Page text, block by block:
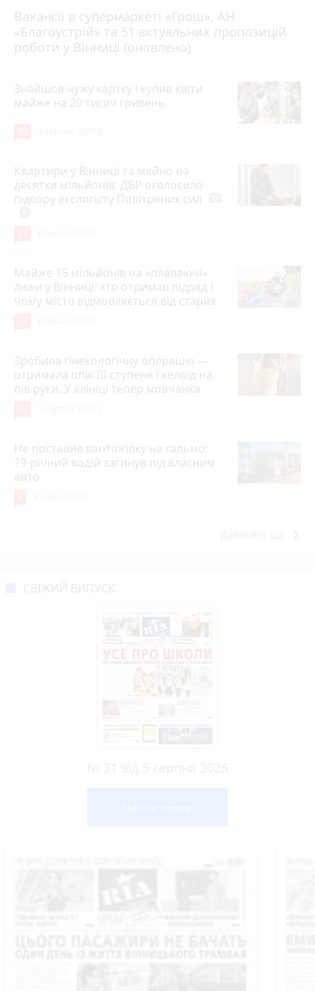
Вакансії в супермаркеті «Грош», АН
«Благоустрій» та 51 актуальних пропозицій
роботи у Вінниці (оновлено)
4 серпня 2026 р.
Знайшов чужу картку і купив квіти
майже на 20 тисяч гривень
Квартири у Вінниці та майно на
десятки мільйонів: ДБР оголосило
підозру екслогісту Повітряних сил
Майже 15 мільйонів на «плаваючі»
люки у Вінниці: хто отримав підряд і
чому місто відмовляється від старих
Зробила гінекологічну операцію —
отримала опік ІІІ ступеня і келоїд на
пів руки. У клініці тепер мовчанка
Не поставив вантажівку на гальмо:
19-річний водій загинув під власним
авто